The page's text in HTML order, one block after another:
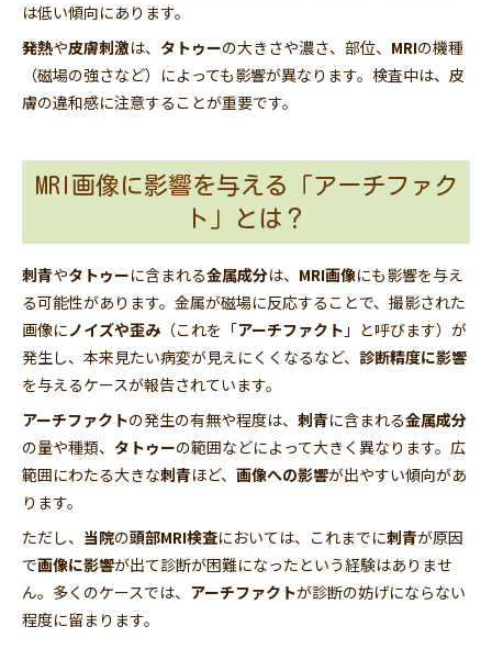
は低い傾向にあります。
発熱や皮膚刺激は、 タトゥーの大きさや濃さ、部位、 MRIの機種
（磁場の強さなど）によっても影響が異なります。検査中は、皮
膚の違和感に注意することが重要です。
MRI画像に影響を与える「アーチファク
ト」とは？
刺青やタトゥーに含まれる金属成分は、 MRI画像にも影響を与え
る可能性があります。金属が磁場に反応することで、撮影された
画像にノイズや歪み （これを「アーチファクト 」と呼びます）が
発生し、本来見たい病変が見えにくくなるなど、 診断精度に影響
を与えるケースが報告されています。
アーチファクトの発生の有無や程度は、 刺青に含まれる金属成分
の量や種類、 タトゥーの範囲などによって大きく異なります。広
範囲にわたる大きな刺青ほど、 画像への影響が出やすい傾向があ
ります。
ただし、 当院の頭部MRI検査においては、これまでに刺青が原因
で画像に影響が出て診断が困難になったという経験はありませ
ん。多くのケースでは、 アーチファクトが診断の妨げにならない
程度に留まります。